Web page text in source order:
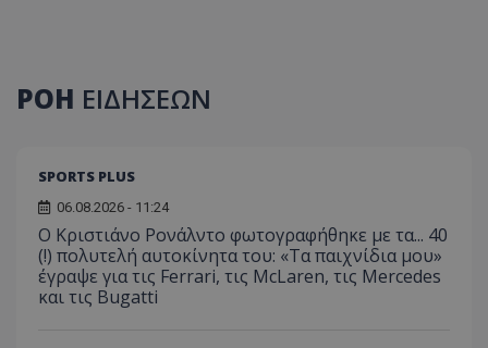
ΡΟΗ ΕΙΔΗΣΕΩΝ
SPORTS PLUS
06.08.2026 - 11:24
Ο Κριστιάνο Ρονάλντο φωτογραφήθηκε με τα... 40
(!) πολυτελή αυτοκίνητα του: «Τα παιχνίδια μου»
έγραψε για τις Ferrari, τις McLaren, τις Mercedes
και τις Bugatti